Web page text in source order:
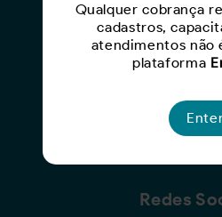
Cadastro de
Criar
Redes
Qualquer cobrança
cadastros,
atendimentos não
plataforma